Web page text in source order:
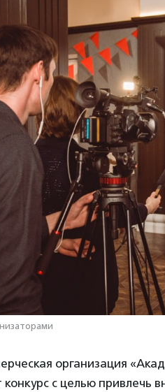
организация
конкурс с целью привлечь